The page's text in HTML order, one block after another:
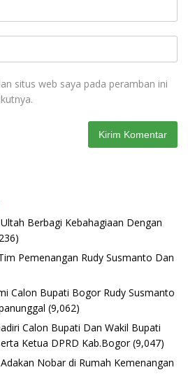
situs web saya pada peramban ini
Berbagi Kebahagiaan Dengan
Pemenangan Rudy Susmanto Dan
Calon Bupati Bogor Rudy Susmanto
(9,062)
Calon Bupati Dan Wakil Bupati
Ketua DPRD Kab.Bogor (9,047)
Nobar di Rumah Kemenangan